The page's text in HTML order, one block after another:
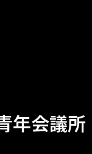
年会議所